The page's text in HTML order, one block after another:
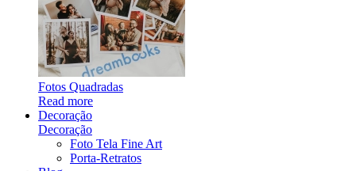
Fotos Quadradas
Read more
Decoração
Decoração
Foto Tela Fine Art
Porta-Retratos